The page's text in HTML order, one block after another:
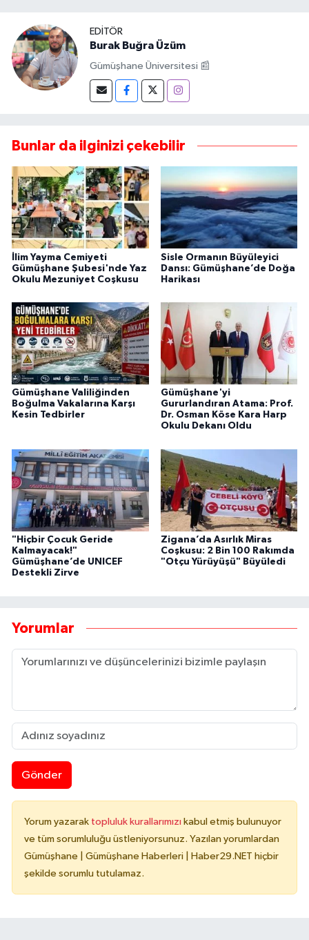
EDITÖR
Burak Buğra Üzüm
Gümüşhane Üniversitesi 📰
Bunlar da ilginizi çekebilir
İlim Yayma Cemiyeti
Gümüşhane Şubesi'nde Yaz
Okulu Mezuniyet Coşkusu
Sisle Ormanın Büyüleyici
Dansı: Gümüşhane’de Doğa
Harikası
Gümüşhane Valiliğinden
Boğulma Vakalarına Karşı
Kesin Tedbirler
Gümüşhane'yi
Gururlandıran Atama: Prof.
Dr. Osman Köse Kara Harp
Okulu Dekanı Oldu
"Hiçbir Çocuk Geride
Kalmayacak!"
Gümüşhane’de UNICEF
Destekli Zirve
Zigana’da Asırlık Miras
Coşkusu: 2 Bin 100 Rakımda
"Otçu Yürüyüşü" Büyüledi
Yorumlar
Gönder
Yorum yazarak topluluk kurallarımızı kabul etmiş bulunuyor
ve tüm sorumluluğu üstleniyorsunuz. Yazılan yorumlardan
Gümüşhane | Gümüşhane Haberleri | Haber29.NET hiçbir
şekilde sorumlu tutulamaz.